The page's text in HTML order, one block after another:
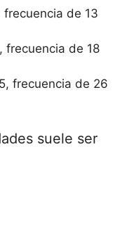
de 13
frecuencia de 18
frecuencia de 26
suele ser